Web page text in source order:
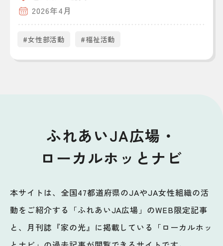
2026年4月
#女性部活動 #福祉活動
ふれあいJA広場・
ローカルホッとナビ
本サイトは、全国47都道府県のJAやJA女性組織の活
動をご紹介する「ふれあいJA広場」のWEB限定記事
と、月刊誌『家の光』に掲載している「ローカルホッ